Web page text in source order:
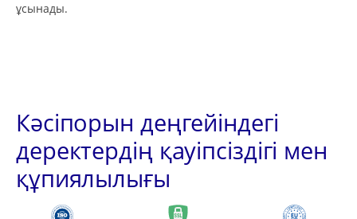
ұсынады.
Кәсіпорын деңгейіндегі
деректердің қауіпсіздігі мен
құпиялылығы